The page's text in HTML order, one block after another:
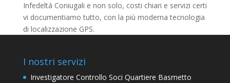
Infedeltà Coniugali e non solo, costi chiari e servizi certi
vi documentiamo tutto, con la più moderna tecnologia
di localizzazione GPS.
I nostri servizi
Investigatore Controllo Soci Quartiere Basmetto